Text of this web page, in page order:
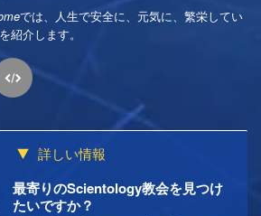
では、人生で安全に、元気に、繁栄してい
紹介します。
詳しい情報
最寄りのScientology教会を見つけ
たいですか？